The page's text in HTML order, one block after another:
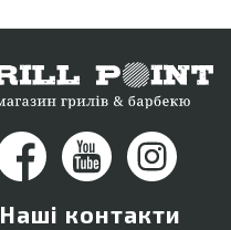
Наші контакти